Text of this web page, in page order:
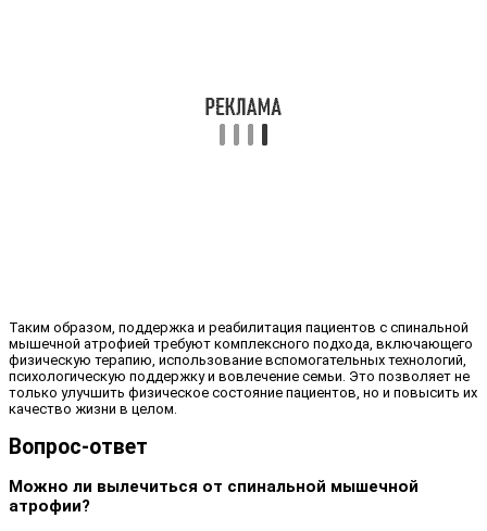
Таким образом, поддержка и реабилитация пациентов с спинальной
мышечной атрофией требуют комплексного подхода, включающего
физическую терапию, использование вспомогательных технологий,
психологическую поддержку и вовлечение семьи. Это позволяет не
только улучшить физическое состояние пациентов, но и повысить их
качество жизни в целом.
Вопрос-ответ
Можно ли вылечиться от спинальной мышечной
атрофии?